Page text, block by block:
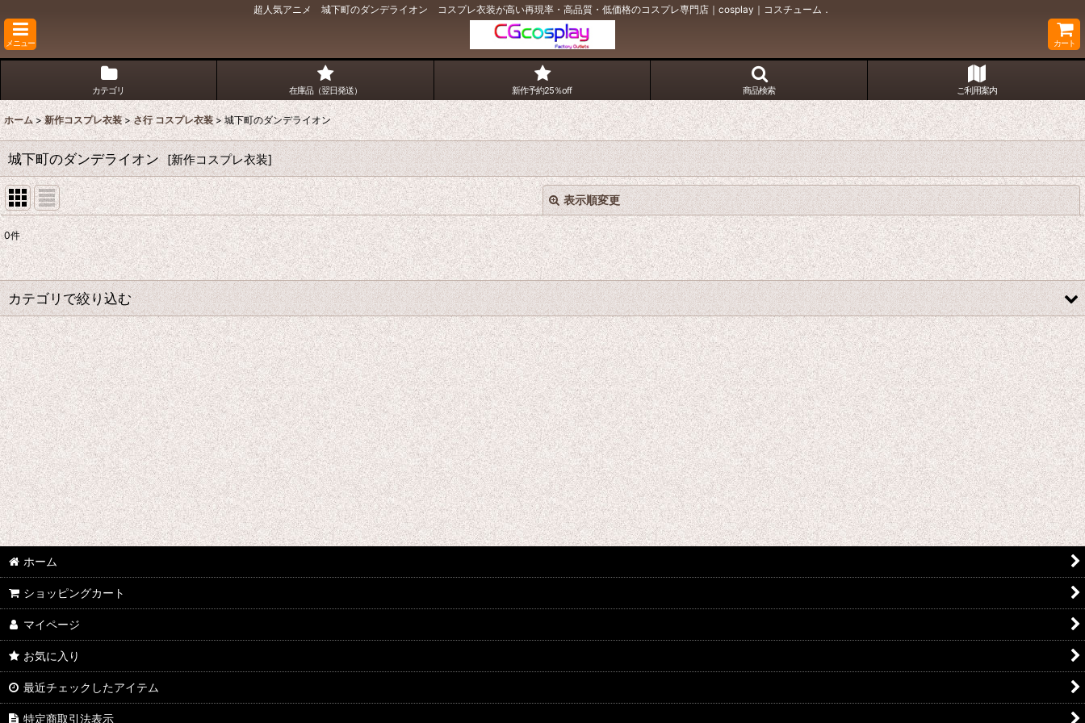
超人気アニメ 城下町のダンデライオン コスプレ衣装が高い再現率・高品質・低価格のコスプレ専門店｜cosplay｜コスチューム．
メニュー カート
カテゴリ 在庫品（翌日発送） 新作予約25％off 商品検索 ご利用案内
ホーム > 新作コスプレ衣装 > さ行 コスプレ衣装 > 城下町のダンデライオン
城下町のダンデライオン [新作コスプレ衣装]
表示順変更
表示数:
並び順:
絞り込む
閉じる
0件
カテゴリで絞り込む
さ行 コスプレ衣装 (全商品)
千銃士
戦刻ナイトブラッド
地縛少年花子くん
ゾンビランドサガ
ジョジョの奇妙な冒険
スーパーマリオブラザーズ
食戟のソーマ
サンタ コスプレ衣装
四月は君の嘘
ホーム
ショッピングカート
マイページ
お気に入り
最近チェックしたアイテム
特定商取引法表示